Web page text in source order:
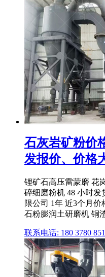
石灰岩矿粉价
发报价、价格
锂矿石高压雷蒙磨 花
碎细磨粉机 48 小时发
限公司 1年 近3个月
石粉膨润土研磨机 铜
联系电话: 180 3780